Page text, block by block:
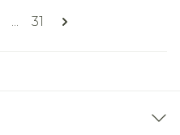
actuellement la page
... Page
31